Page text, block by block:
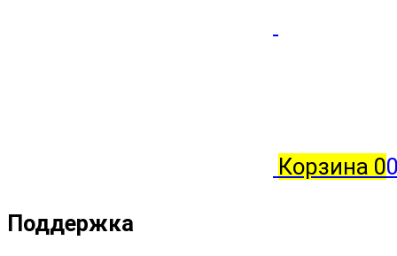
Корзина 0
Поддержка